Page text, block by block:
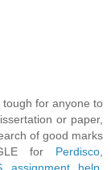
for anyone to
or paper,
of good marks
for Perdisco